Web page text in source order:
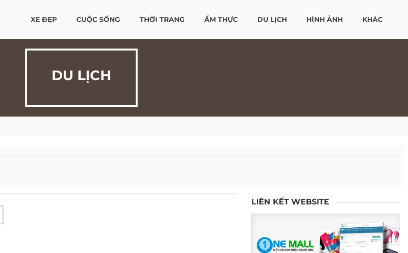
XE ĐẸP CUỘC SỐNG THỜI TRANG ẨM THỰC DU LỊCH HÌNH ẢNH KHÁC
DU LỊCH
LIÊN KẾT WEBSITE